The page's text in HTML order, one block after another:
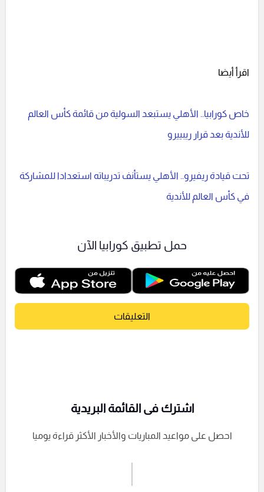
اقرأ أيضا
خاص كورابيا.. الأهلي يستبعد السولية من قائمة كأس العالم
للأندية بعد قرار ريبييرو
تحت قيادة ريفيرو.. الأهلي يستأنف تدريباته استعدادا للمشاركة
في كأس العالم للأندية
حمل تطبيق كورابيا الآن
التعليقات
إرسال تعليق
اشترك فى القائمة البريدية
احصل على مواعيد المباريات والأخبار الأكثر قراءة يوميا